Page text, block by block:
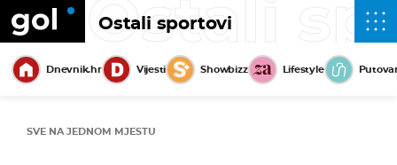
Ostali sportovi
Ostali
Dnevnik.hr Vijesti Showbizz Lifestyle
SVE NA JEDNOM MJESTU